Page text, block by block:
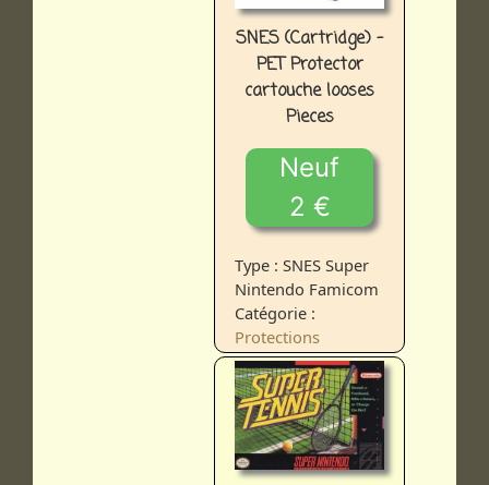
SNES (Cartridge) -
PET Protector
cartouche looses
Pieces
Neuf
2 €
Type : SNES Super
Nintendo Famicom
Catégorie :
Protections